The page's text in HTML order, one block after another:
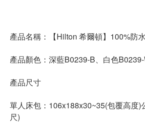
產品名稱：【Hilton 希爾頓】100%防
產品顏色：深藍B0239-B、白色
產品尺寸
單人床包：106x188x30~35(包覆高度)
尺)